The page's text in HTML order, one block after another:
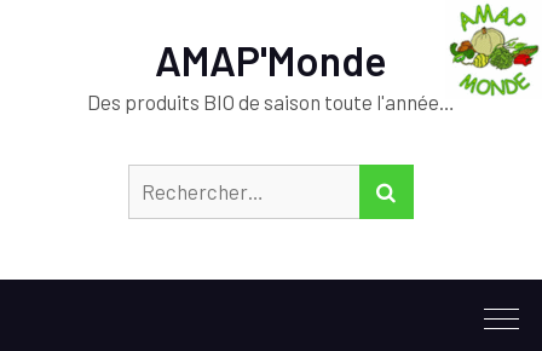
AMAP'Monde
Des produits BIO de saison toute l'année…